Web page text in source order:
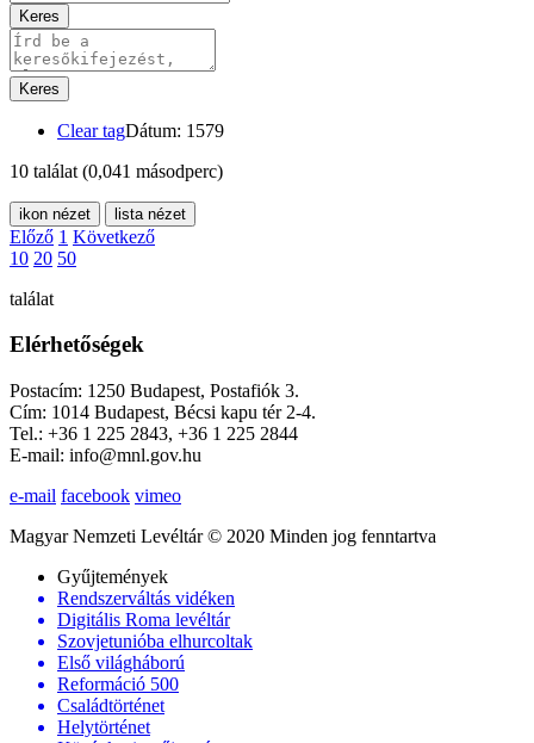
Keres
Keres
Clear tagDátum: 1579
10 találat (0,041 másodperc)
ikon nézet lista nézet
Előző 1 Következő
10 20 50
találat
Elérhetőségek
Postacím: 1250 Budapest, Postafiók 3.
Cím: 1014 Budapest, Bécsi kapu tér 2-4.
Tel.: +36 1 225 2843, +36 1 225 2844
E-mail: info@mnl.gov.hu
e-mail facebook vimeo
Magyar Nemzeti Levéltár © 2020 Minden jog fenntartva
Gyűjtemények
Rendszerváltás vidéken
Digitális Roma levéltár
Szovjetunióba elhurcoltak
Első világháború
Reformáció 500
Családtörténet
Helytörténet